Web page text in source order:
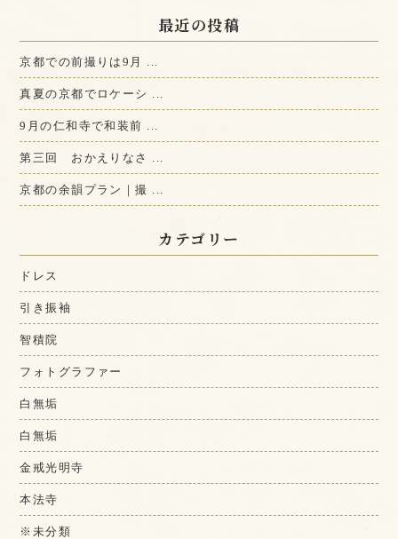
最近の投稿
京都での前撮りは9月 ...
真夏の京都でロケーシ ...
9月の仁和寺で和装前 ...
第三回 おかえりなさ ...
京都の余韻プラン｜撮 ...
カテゴリー
ドレス
引き振袖
智積院
フォトグラファー
白無垢
白無垢
金戒光明寺
本法寺
※未分類